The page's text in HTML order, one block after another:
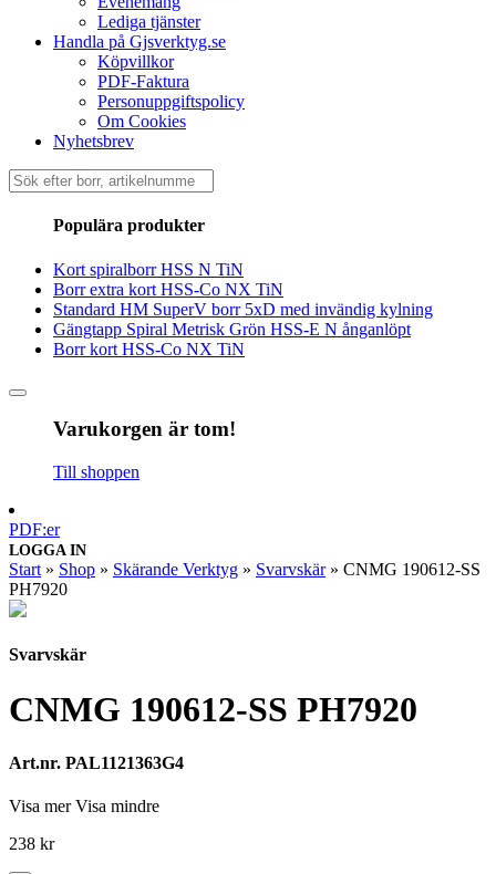
Lediga tjänster
Handla på Gjsverktyg.se
Köpvillkor
PDF-Faktura
Personuppgiftspolicy
Om Cookies
Nyhetsbrev
Sök
efter:
Populära produkter
Kort spiralborr HSS N TiN
Borr extra kort HSS-Co NX TiN
Standard HM SuperV borr 5xD med invändig kylning
Gängtapp Spiral Metrisk Grön HSS-E N ånganlöpt
Borr kort HSS-Co NX TiN
Varukorgen är tom!
Till shoppen
PDF:er
LOGGA IN
Start » Shop » Skärande Verktyg » Svarvskär» CNMG 190612-SS
PH7920
Svarvskär
CNMG 190612-SS PH7920
Art.nr. PAL1121363G4
Visa mer Visa mindre
238 kr